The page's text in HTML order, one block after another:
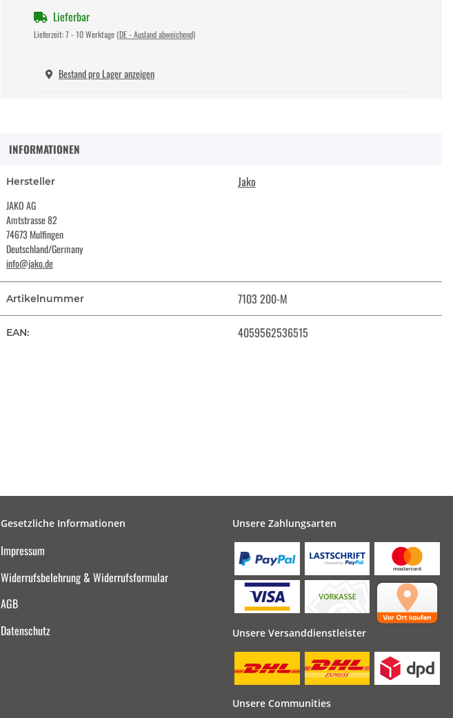
Lieferbar
Lieferzeit:7 - 10 Werktage (DE - Ausland abweichend)
Bestand pro Lager anzeigen
INFORMATIONEN
Hersteller Jako
JAKO AG
Amtstrasse 82
74673 Mulfingen
Deutschland/Germany
info@jako.de
Artikelnummer 7103 200-M
EAN: 4059562536515
Gesetzliche Informationen
Impressum
Widerrufsbelehrung & Widerrufsformular
AGB
Datenschutz
Unsere Zahlungsarten
Unsere Versanddienstleister
Unsere Communities